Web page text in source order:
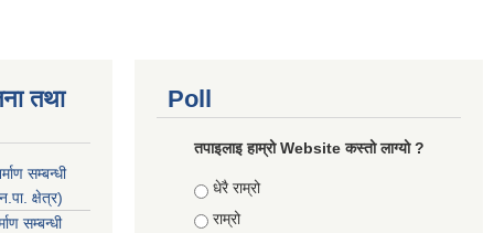
तथा
सम्बन्धी
क्षेत्र)
सम्बन्धी
Poll
तपाइलाइ हाम्रो Website कस्तो लाग्यो ?
Choices
धेरै राम्रो
राम्रो